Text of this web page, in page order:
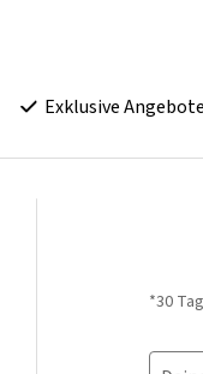
Exklusive
*30